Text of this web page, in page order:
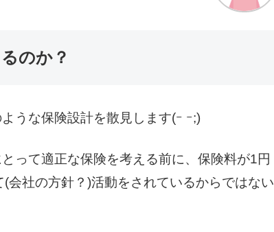
のか？
うな保険設計を散見します(ｰ ｰ;)
って適正な保険を考える前に、保険料が1円
会社の方針？)活動をされているからではない